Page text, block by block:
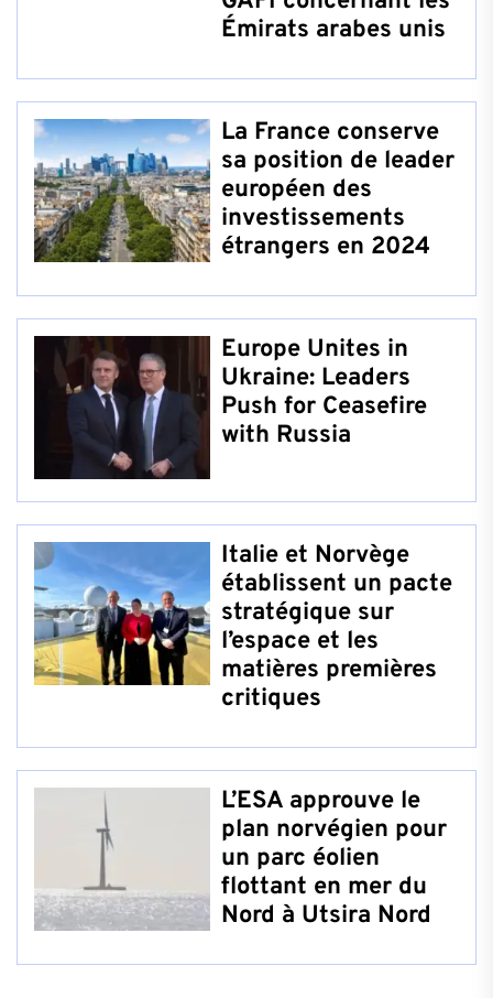
Émirats arabes unis
La France conserve
sa position de leader
européen des
investissements
étrangers en 2024
Europe Unites in
Ukraine: Leaders
Push for Ceasefire
with Russia
Italie et Norvège
établissent un pacte
stratégique sur
l’espace et les
matières premières
critiques
L’ESA approuve le
plan norvégien pour
un parc éolien
flottant en mer du
Nord à Utsira Nord